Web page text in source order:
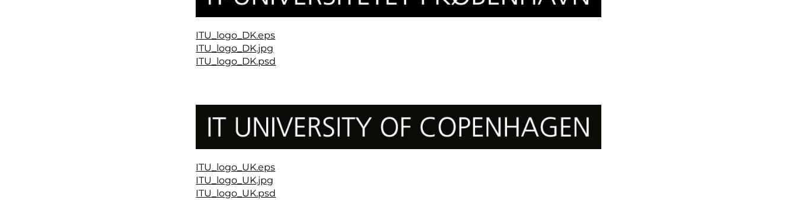
ITU_logo_DK.eps
ITU_logo_DK.jpg
ITU_logo_DK.psd
ITU_logo_UK.eps
ITU_logo_UK.jpg
ITU_logo_UK.psd